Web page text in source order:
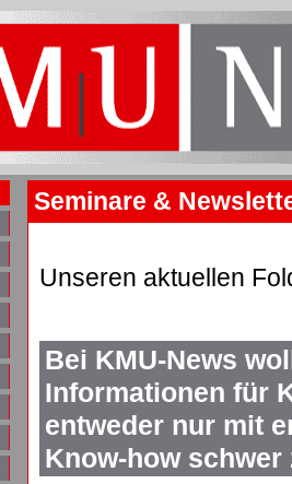
Seminare &
Unseren aktuellen
Bei KMU-News
Informationen für
entweder nur mit
Know-how